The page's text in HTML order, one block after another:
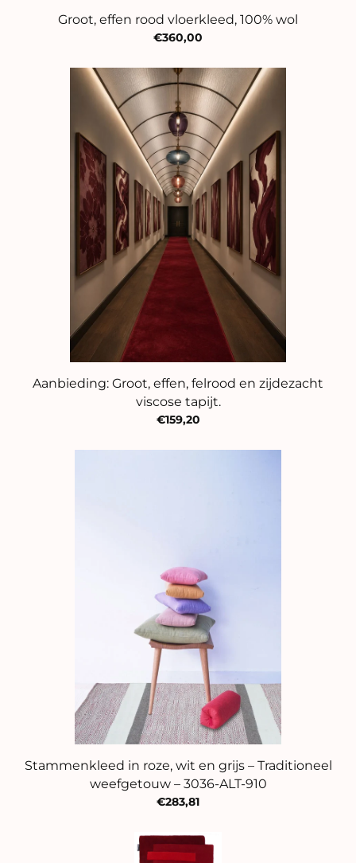
Groot, effen rood vloerkleed, 100% wol
€360,00
Aanbieding: Groot, effen, felrood en zijdezacht
viscose tapijt.
€159,20
Stammenkleed in roze, wit en grijs – Traditioneel
weefgetouw – 3036-ALT-910
€283,81